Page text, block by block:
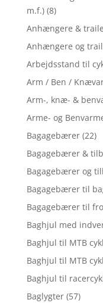
m.f.) (8)
Anhængere &
Anhængere og
Arbejdsstand til
Arm / Ben /
Arm-, knæ- &
Arme- og
Bagagebærer (22)
Bagagebærer &
Bagagebærer og
Bagagebærer til
Bagagebærer til
Baghjul med
Baghjul til MTB
Baghjul til MTB
Baghjul til
Baglygter (57)